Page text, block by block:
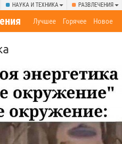
НАУКА И ТЕХНИКА РАЗВЛЕЧЕНИЯ
Лучшее Горячее Новое